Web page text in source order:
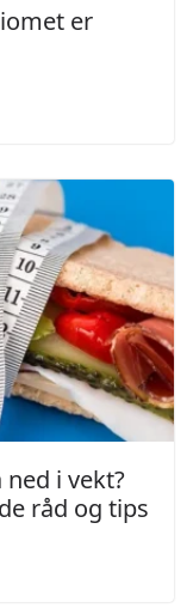
er
ned i vekt?
råd og tips